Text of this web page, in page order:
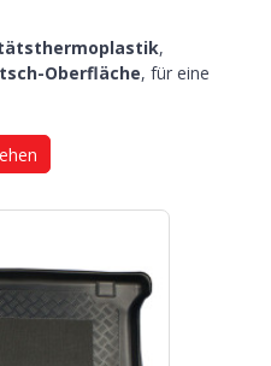
,
Oberfläche, für eine